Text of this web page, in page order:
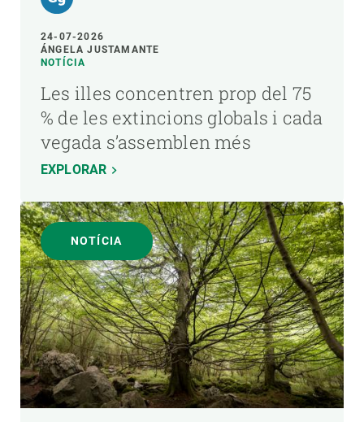
24-07-2026
ÁNGELA JUSTAMANTE
NOTÍCIA
Les illes concentren prop del 75
% de les extincions globals i cada
vegada s’assemblen més
EXPLORAR
NOTÍCIA